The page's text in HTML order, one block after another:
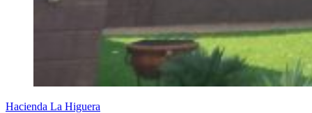
Hacienda La Higuera